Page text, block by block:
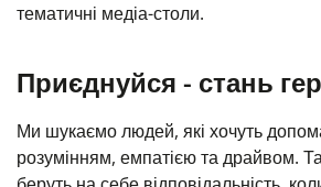
тематичні медіа-столи.
Приєднуйся - стань
Ми шукаємо людей, які хочуть
розумінням, емпатією та драйвом.